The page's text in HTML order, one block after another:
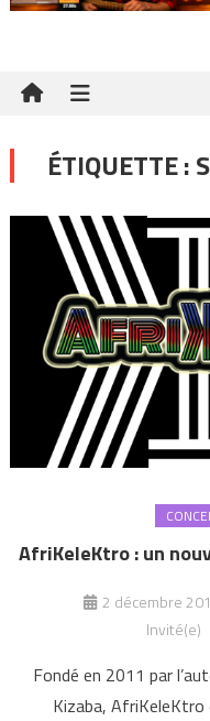
ÉTIQUETTE :
AfriKeleKtro : un
2 décembre
Invité(e)
Fondé en 2011 par
Kizaba,